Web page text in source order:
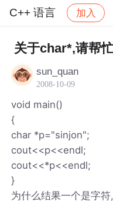
C++ 语言 加入
社区 C++ 语言
关于char*,请帮
sun_quan
2008-10-09
void main()
{
char *p="sinjon";
cout<<p<<endl;
cout<<*p<<endl;
}
为什么结果一个是字